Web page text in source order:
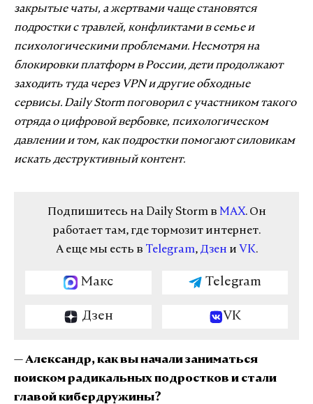
закрытые чаты, а жертвами чаще становятся
подростки с травлей, конфликтами в семье и
психологическими проблемами. Несмотря на
блокировки платформ в России, дети продолжают
заходить туда через VPN и другие обходные
сервисы. Daily Storm поговорил с участником такого
отряда о цифровой вербовке, психологическом
давлении и том, как подростки помогают силовикам
искать деструктивный контент.
Подпишитесь на Daily Storm в MAX. Он
работает там, где тормозит интернет.
А еще мы есть в Telegram, Дзен и VK.
Макс Telegram
Дзен VK
— Александр, как вы начали заниматься
поиском радикальных подростков и стали
главой кибердружины?